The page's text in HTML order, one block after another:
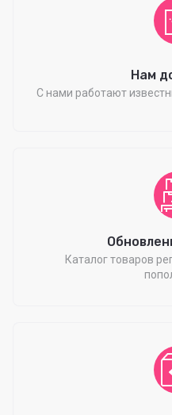
Нам
С нами работают
Каталог товаров